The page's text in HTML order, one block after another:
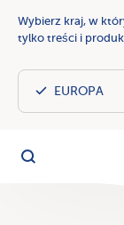
Wybierz kraj, w
tylko treści i
Szukaj